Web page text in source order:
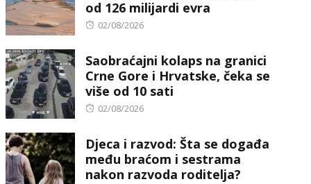
od 126 milijardi evra
Posted
02/08/2026
Saobraćajni kolaps na granici
Crne Gore i Hrvatske, čeka se
više od 10 sati
Posted
02/08/2026
Djeca i razvod: Šta se događa
među braćom i sestrama
nakon razvoda roditelja?